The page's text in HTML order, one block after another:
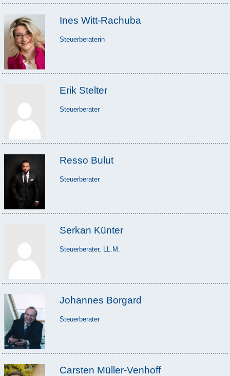
Ines Witt-Rachuba
Steuerberaterin
Erik Stelter
Steuerberater
Resso Bulut
Steuerberater
Serkan Künter
Steuerberater, LL.M.
Johannes Borgard
Steuerberater
Carsten Müller-Venhoff